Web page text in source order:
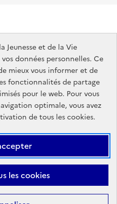
et education.gouv.fr.
: partiellement
Jeunesse et de la Vie
données personnelles. Ce
mieux vous informer et de
fonctionnalités de partage
pour le web. Pour vous
optimale, vous avez
de tous les cookies.
les cookies